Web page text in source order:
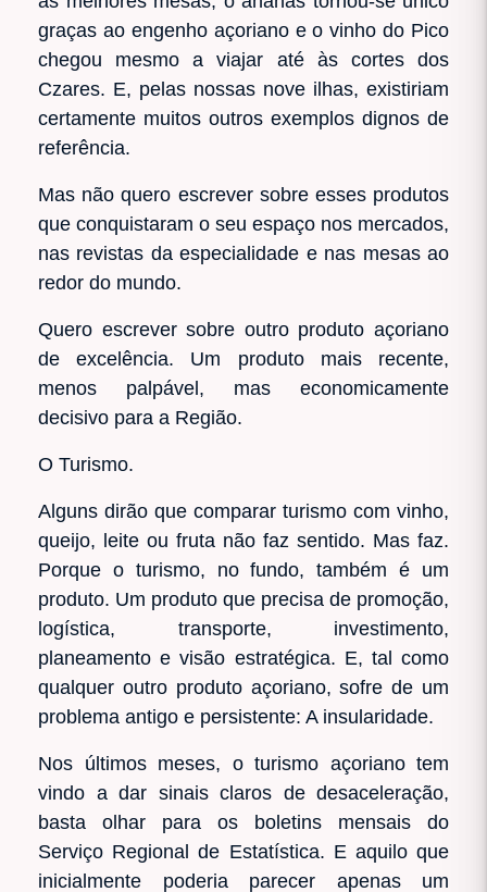
graças ao engenho açoriano e o vinho do Pico
chegou mesmo a viajar até às cortes dos
Czares. E, pelas nossas nove ilhas, existiriam
certamente muitos outros exemplos dignos de
referência.
Mas não quero escrever sobre esses produtos
que conquistaram o seu espaço nos mercados,
nas revistas da especialidade e nas mesas ao
redor do mundo.
Quero escrever sobre outro produto açoriano
de excelência. Um produto mais recente,
menos palpável, mas economicamente
decisivo para a Região.
O Turismo.
Alguns dirão que comparar turismo com vinho,
queijo, leite ou fruta não faz sentido. Mas faz.
Porque o turismo, no fundo, também é um
produto. Um produto que precisa de promoção,
logística, transporte, investimento,
planeamento e visão estratégica. E, tal como
qualquer outro produto açoriano, sofre de um
problema antigo e persistente: A insularidade.
Nos últimos meses, o turismo açoriano tem
vindo a dar sinais claros de desaceleração,
basta olhar para os boletins mensais do
Serviço Regional de Estatística. E aquilo que
inicialmente poderia parecer apenas um